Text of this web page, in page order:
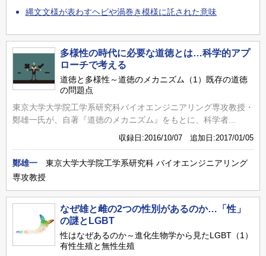
縄文文様が表わすヘビや渦巻き模様に託された意味
多様性の時代に必要な道徳とは…科学的アプ
ローチで考える
道徳と多様性～道徳のメカニズム（1）既存の道徳
の問題点
東京大学大学院工学系研究科バイオエンジニアリング専攻教授・
鄭雄一氏が、自著『道徳のメカニズム』をもとに、科学者...
収録日:2016/10/07 追加日:2017/01/05
鄭雄一
東京大学大学院工学系研究科 バイオエンジニアリング
専攻教授
なぜ雄と雌の2つの性別があるのか…「性」
の謎とLGBT
性はなぜあるのか～進化生物学から見たLGBT（1）
有性生殖と無性生殖